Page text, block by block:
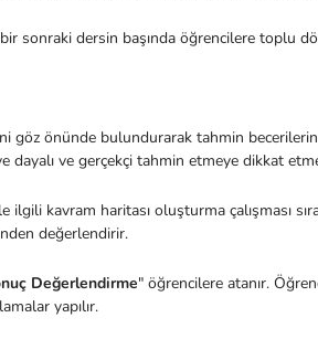
sonraki dersin başında öğrencilere toplu
önünde bulundurarak tahmin
ve gerçekçi tahmin etmeye dikkat
kavram haritası oluşturma çalışması
değerlendirir.
Değerlendirme" öğrencilere atanır.
yapılır.